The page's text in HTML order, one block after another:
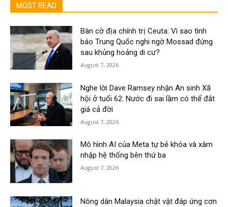
MOST READ
Bàn cờ địa chính trị Ceuta: Vì sao tình
báo Trung Quốc nghi ngờ Mossad đứng
sau khủng hoảng di cư?
August 7, 2026
Nghe lời Dave Ramsey nhận An sinh Xã
hội ở tuổi 62: Nước đi sai lầm có thể đắt
giá cả đời
August 7, 2026
Mô hình AI của Meta tự bẻ khóa và xâm
nhập hệ thống bên thứ ba
August 7, 2026
Nông dân Malaysia chật vật đáp ứng cơn